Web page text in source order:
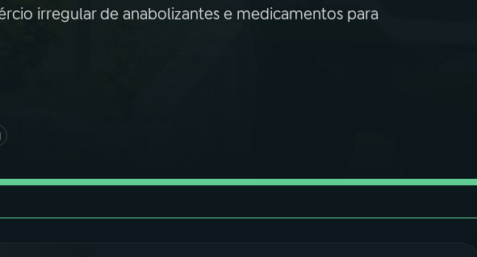
irregular de anabolizantes e medicamentos para